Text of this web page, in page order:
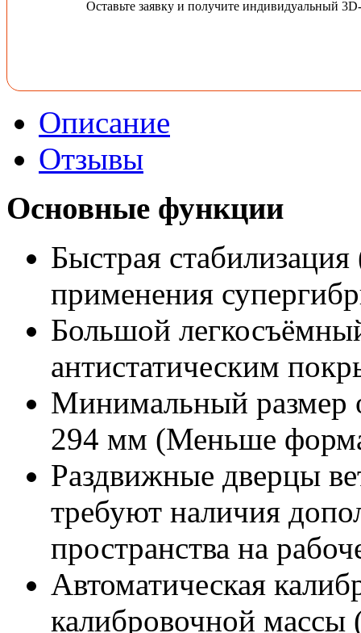
Оставьте заявку и получите индивидуальный
Описание
Отзывы
Основные функции
Быстрая стабилизация
применения
Большой
антистатическим
Минимальный размер
294 мм (Меньше
Раздвижные дверцы
требуют наличия
пространства на
Автоматическая
калибровочной